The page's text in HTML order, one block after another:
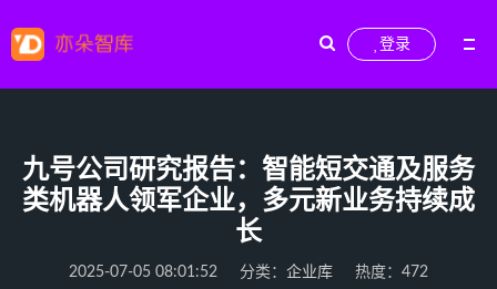
登录
九号公司研究报告：智能短交通及服务
类机器人领军企业，多元新业务持续成
长
2025-07-05 08:01:52 分类： 企业库
热度：472